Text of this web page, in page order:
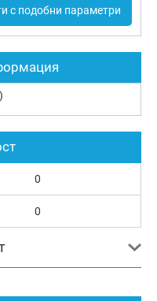
с подобни параметри
0
0